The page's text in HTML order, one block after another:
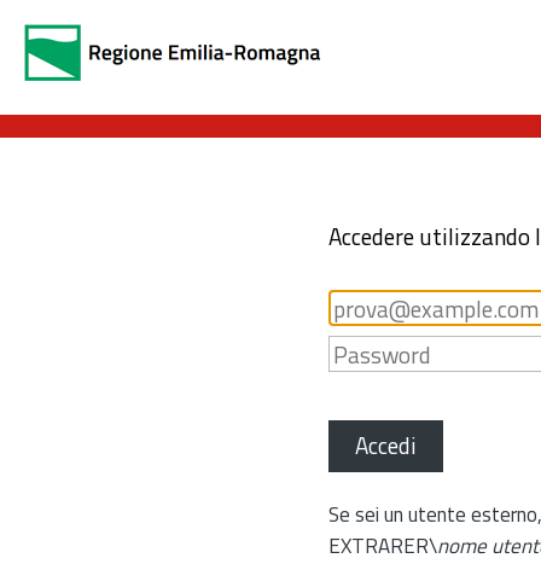
Accedere
Accedi
Se sei un utente
EXTRARER\nome